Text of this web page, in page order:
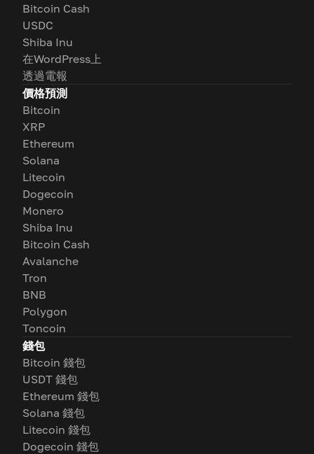
Bitcoin Cash
USDC
Shiba Inu
在WordPress上
透過電報
價格預測
Bitcoin
XRP
Ethereum
Solana
Litecoin
Dogecoin
Monero
Shiba Inu
Bitcoin Cash
Avalanche
Tron
BNB
Polygon
Toncoin
錢包
Bitcoin 錢包
USDT 錢包
Ethereum 錢包
Solana 錢包
Litecoin 錢包
Dogecoin 錢包